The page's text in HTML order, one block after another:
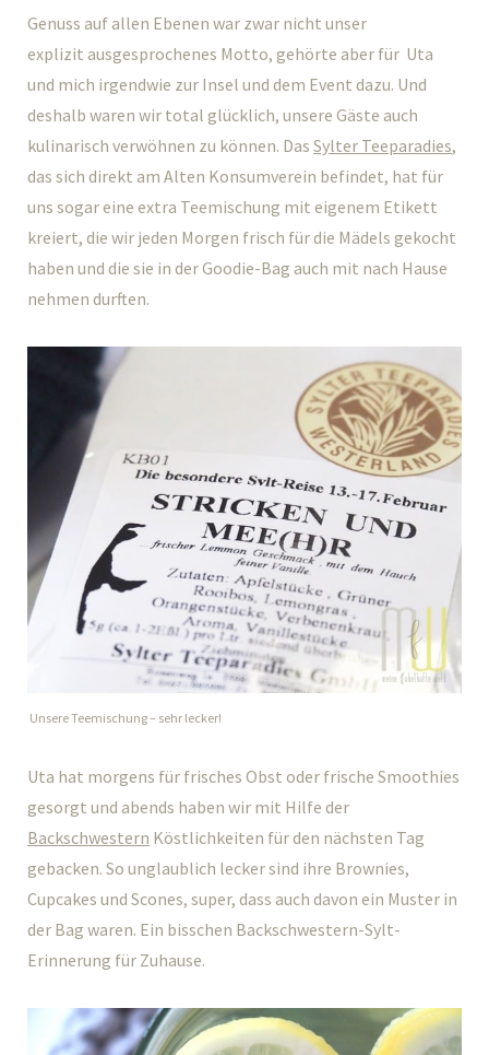
Genuss auf allen Ebenen war zwar nicht unser
explizit ausgesprochenes Motto, gehörte aber für Uta
und mich irgendwie zur Insel und dem Event dazu. Und
deshalb waren wir total glücklich, unsere Gäste auch
kulinarisch verwöhnen zu können. Das Sylter Teeparadies,
das sich direkt am Alten Konsumverein befindet, hat für
uns sogar eine extra Teemischung mit eigenem Etikett
kreiert, die wir jeden Morgen frisch für die Mädels gekocht
haben und die sie in der Goodie-Bag auch mit nach Hause
nehmen durften.
Unsere Teemischung – sehr lecker!
Uta hat morgens für frisches Obst oder frische Smoothies
gesorgt und abends haben wir mit Hilfe der
Backschwestern Köstlichkeiten für den nächsten Tag
gebacken. So unglaublich lecker sind ihre Brownies,
Cupcakes und Scones, super, dass auch davon ein Muster in
der Bag waren. Ein bisschen Backschwestern-Sylt-
Erinnerung für Zuhause.